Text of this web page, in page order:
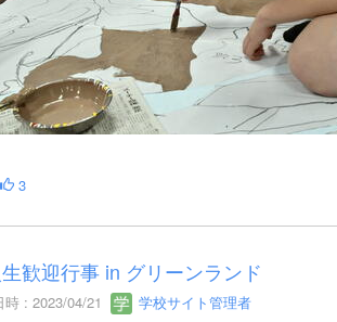
3
歓迎行事 in グリーンランド
時 : 2023/04/21 学校サイト管理者